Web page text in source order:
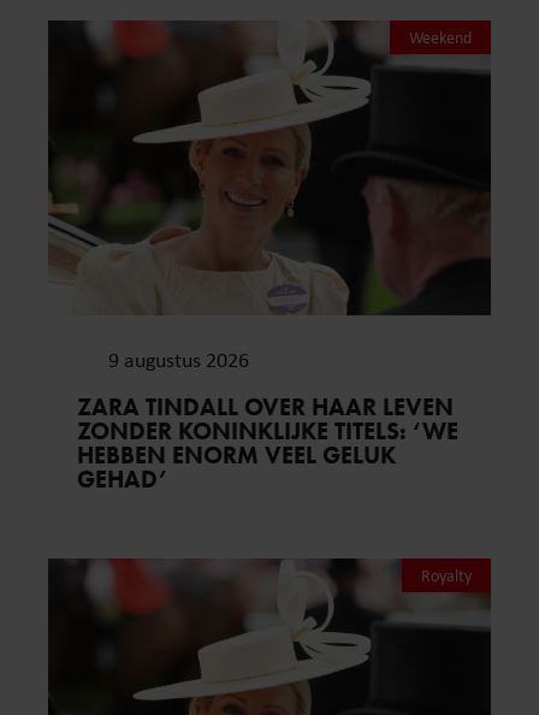
Weekend
9 augustus 2026
ZARA TINDALL OVER HAAR LEVEN
ZONDER KONINKLIJKE TITELS: ‘WE
HEBBEN ENORM VEEL GELUK
GEHAD’
Royalty